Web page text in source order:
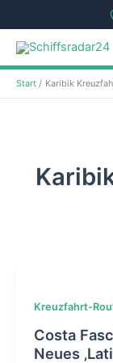
Zum
Inhalt
springen
Start Karibik
Kreuzfahrt-
Costa
Neues